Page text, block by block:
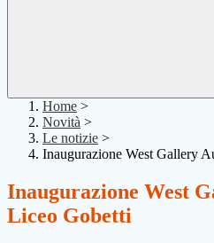
Home >
Novità >
Le notizie >
Inaugurazione West Gallery
Inaugurazione West
Liceo Gobetti